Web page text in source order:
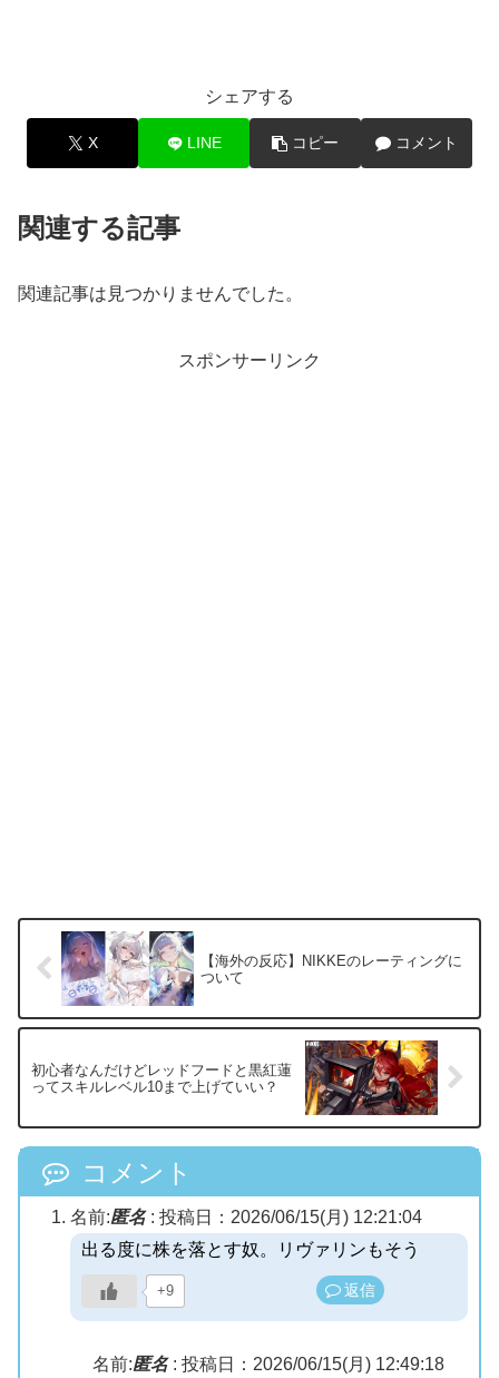
シェアする
X LINE コピー コメント
関連する記事
関連記事は見つかりませんでした。
スポンサーリンク
【海外の反応】NIKKEのレーティングに
ついて
初心者なんだけどレッドフードと黒紅蓮
ってスキルレベル10まで上げていい？
コメント
名前:匿名: 投稿日：2026/06/15(月) 12:21:04
出る度に株を落とす奴。リヴァリンもそう
+9 返信
名前:匿名: 投稿日：2026/06/15(月) 12:49:18